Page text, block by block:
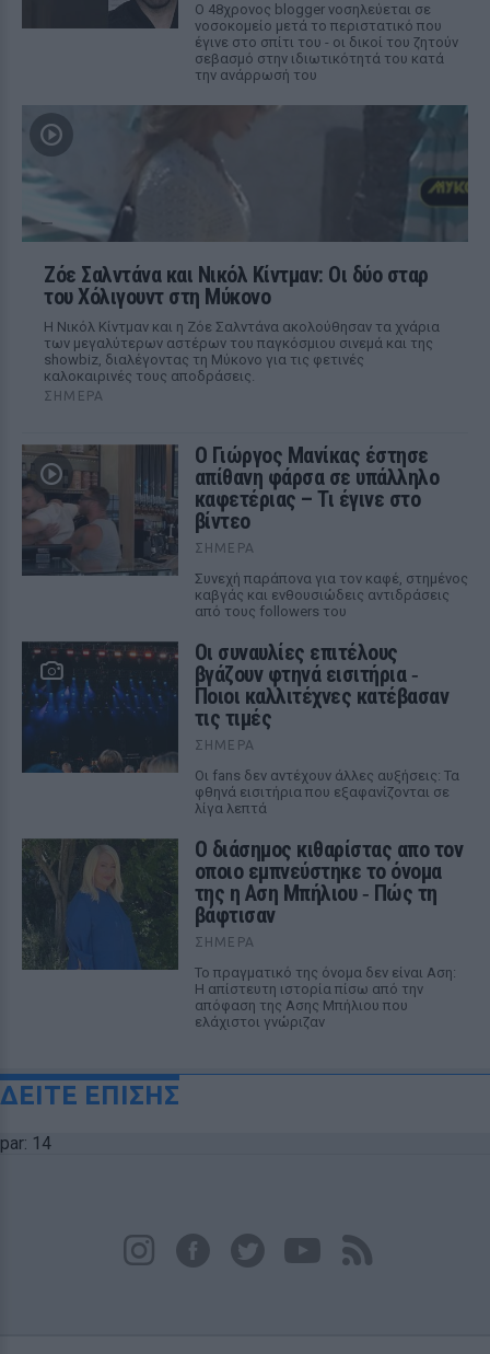
Ο 48χρονος blogger νοσηλεύεται σε
νοσοκομείο μετά το περιστατικό που
έγινε στο σπίτι του - οι δικοί του ζητούν
σεβασμό στην ιδιωτικότητά του κατά
την ανάρρωσή του
Ζόε Σαλντάνα και Νικόλ Κίντμαν: Οι δύο σταρ
του Χόλιγουντ στη Μύκονο
Η Νικόλ Κίντμαν και η Ζόε Σαλντάνα ακολούθησαν τα χνάρια
των μεγαλύτερων αστέρων του παγκόσμιου σινεμά και της
showbiz, διαλέγοντας τη Μύκονο για τις φετινές
καλοκαιρινές τους αποδράσεις.
ΣΉΜΕΡΑ
Ο Γιώργος Μανίκας έστησε
απίθανη φάρσα σε υπάλληλο
καφετέριας – Τι έγινε στο
βίντεο
ΣΉΜΕΡΑ
Συνεχή παράπονα για τον καφέ, στημένος
καβγάς και ενθουσιώδεις αντιδράσεις
από τους followers του
Οι συναυλίες επιτέλους
βγάζουν φτηνά εισιτήρια ‑
Ποιοι καλλιτέχνες κατέβασαν
τις τιμές
ΣΉΜΕΡΑ
Οι fans δεν αντέχουν άλλες αυξήσεις: Τα
φθηνά εισιτήρια που εξαφανίζονται σε
λίγα λεπτά
Ο διάσημος κιθαρίστας απο τον
οποιο εμπνεύστηκε το όνομα
της η Αση Μπήλιου ‑ Πώς τη
βάφτισαν
ΣΉΜΕΡΑ
Το πραγματικό της όνομα δεν είναι Αση:
Η απίστευτη ιστορία πίσω από την
απόφαση της Ασης Μπήλιου που
ελάχιστοι γνώριζαν
ΔΕΙΤΕ ΕΠΙΣΗΣ
par: 14